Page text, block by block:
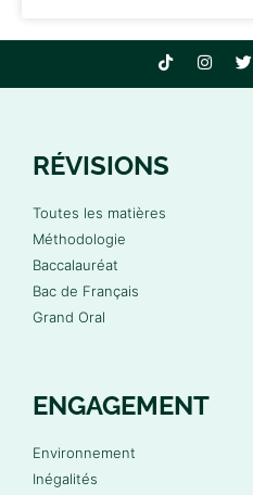
RÉVISIONS
Toutes les matières
Méthodologie
Baccalauréat
Bac de Français
Grand Oral
ENGAGEMENT
Environnement
Inégalités